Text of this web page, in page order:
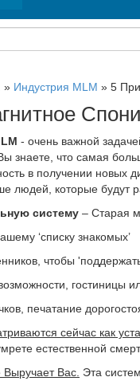
» Индустрия MLM » 5
- очень важной
что самая
в получении новых
людей, которые будут
систему – Старая
‘списку знакомых’
чтобы
гостиницы
печатание
сейчас как
естественной
Вас. Эта